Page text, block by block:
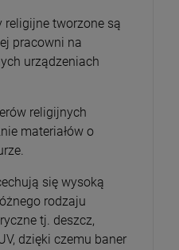
religijne tworzone są
pracowni na
urządzeniach
religijnych
materiałów o
się wysoką
rodzaju
tj. deszcz,
dzięki czemu baner